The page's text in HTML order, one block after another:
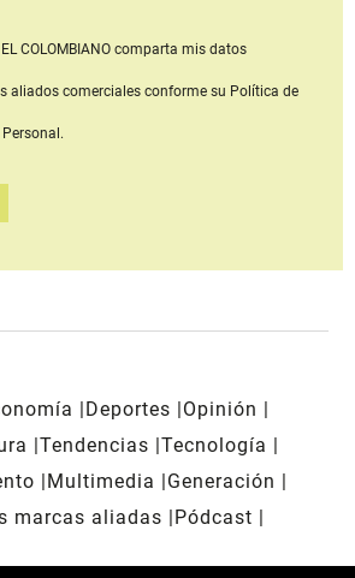
COLOMBIANOcomparta mis datos
aliados comerciales conforme su Política de
Deportes
Opinión
Tendencias Tecnología
Multimedia
Generación
marcas aliadas
Pódcast